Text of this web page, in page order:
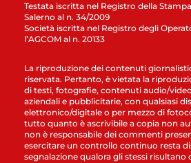
Testata iscritta nel Registro della
Salerno al n. 34/2009
Società iscritta nel Registro degli
l’AGCOM al n. 20133
La riproduzione dei contenuti
riservata. Pertanto, è vietata la
di testi, fotografie, contenuti audio/
aziendali e pubblicitarie, con qualsiasi
elettronico/digitale o per mezzo di
tutto quanto è ascrivibile a copia non
non è responsabile dei commenti
esercitare un controllo continuo resta
segnalazione qualora gli stessi risultano